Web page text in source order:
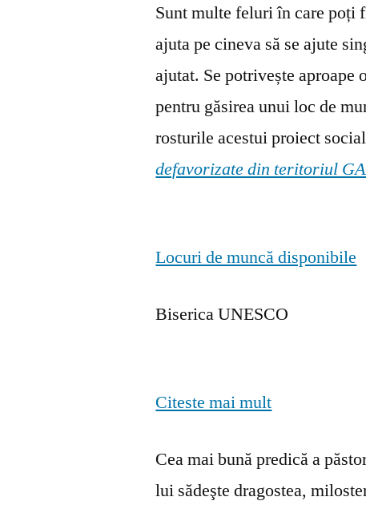
Sunt multe feluri în care poți
ajuta pe cineva să se ajute
ajutat. Se potrivește
pentru găsirea unui loc de
rosturile acestui proiect
defavorizate din teritoriul
Locuri de muncă disponibile
Biserica UNESCO
Citeste mai mult
Cea mai bună predică a
lui sădeşte dragostea,